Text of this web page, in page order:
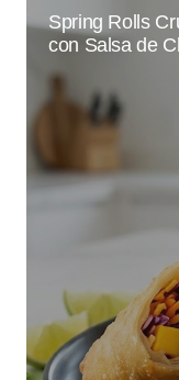
Spring Rolls
con Salsa de